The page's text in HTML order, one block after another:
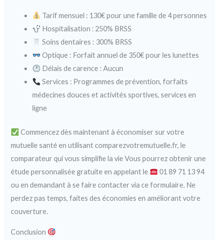
Tarif mensuel : 130€ pour une famille de 4 personnes
Hospitalisation : 250% BRSS
Soins dentaires : 300% BRSS
Optique : Forfait annuel de 350€ pour les lunettes
Délais de carence : Aucun
Services : Programmes de prévention, forfaits
médecines douces et activités sportives, services en
ligne
Commencez dès maintenant à économiser sur votre
mutuelle santé en utilisant comparezvotremutuelle.fr, le
comparateur qui vous simplifie la vie Vous pourrez obtenir une
étude personnalisée gratuite en appelant le
01 89 71 13 94
ou en demandant à se faire contacter via ce formulaire. Ne
perdez pas temps, faites des économies en améliorant votre
couverture.
Conclusion